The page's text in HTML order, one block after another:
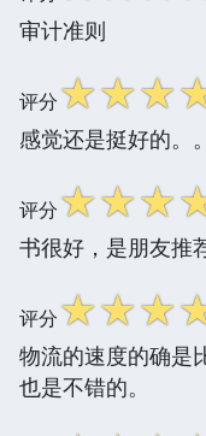
审计准则
评分☆☆☆
感觉还是挺好的。
评分☆☆☆
书很好，是朋友推
评分☆☆☆
物流的速度的确是
也是不错的。